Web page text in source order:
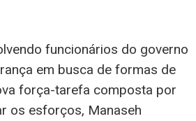
funcionários do governo
em busca de formas de
força-tarefa composta por
os esforços, Manaseh